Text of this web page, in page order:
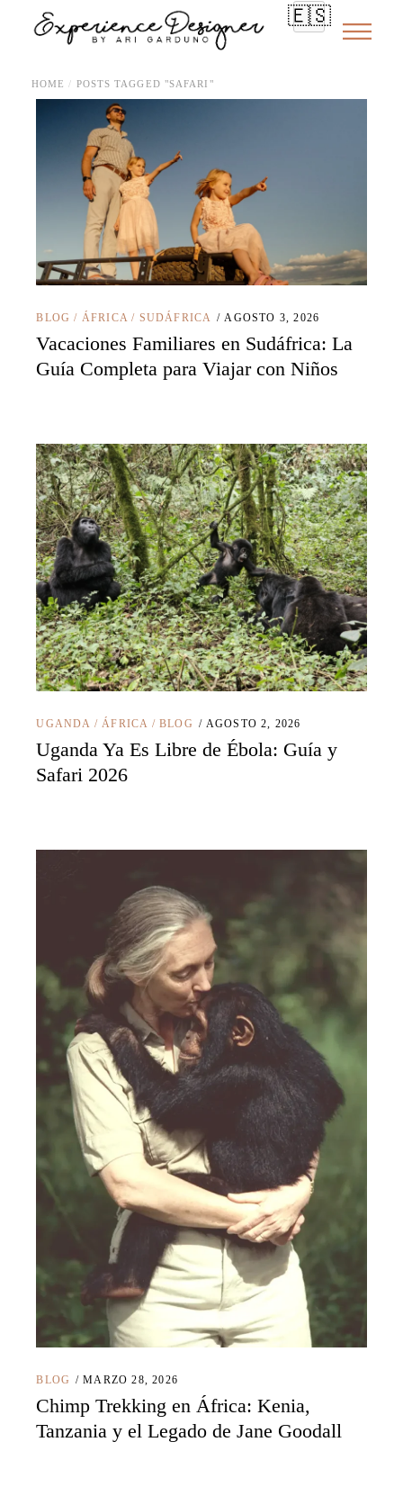
🇪🇸
HOME POSTS TAGGED "SAFARI"
BLOG / ÁFRICA / SUDÁFRICA AGOSTO 3, 2026
Vacaciones Familiares en Sudáfrica: La
Guía Completa para Viajar con Niños
UGANDA /ÁFRICA / BLOG AGOSTO 2, 2026
Uganda Ya Es Libre de Ébola: Guía y
Safari 2026
BLOG MARZO 28, 2026
Chimp Trekking en África: Kenia,
Tanzania y el Legado de Jane Goodall